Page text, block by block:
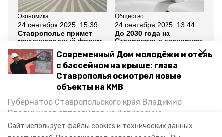
Сайт использует файлы cookies и технических данных
Современный Дом молодёжи и отель
с бассейном на крыше: глава
Ставрополья осмотрел новые
объекты на КМВ
Губернатор Ставропольского края Владимир
Владимиров отправился на Кавказские
Минеральные Воды, чтобы проинспектировать
строительство объектов в Кисловодске и
Экономика
24 сентября 2025, 15:39
Ставрополье примет
международный форум
промышленников
«InRussia»
Общество
24 сентября 2025, 13:44
До 2030 года на
Ставрополье планируют
водоснабжения
Все новости